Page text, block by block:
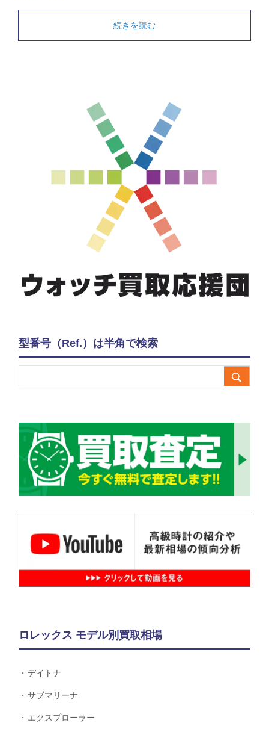
続きを読む
型番号（Ref.）は半角で検索

ロレックス モデル別買取相場
デイトナ
サブマリーナ
エクスプローラー